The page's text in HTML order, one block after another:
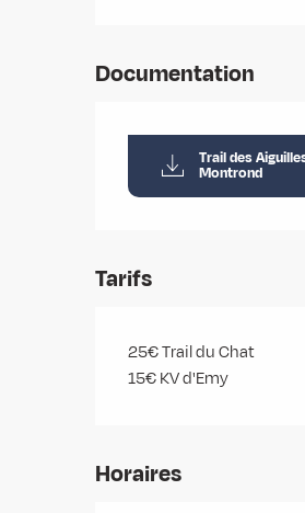
Documentation
Trail des
Montrond
Tarifs
25€ Trail du Chat
15€ KV d'Emy
Horaires